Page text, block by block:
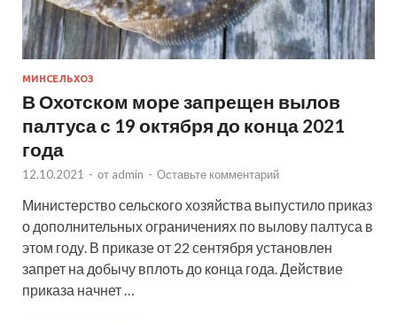
МИНСЕЛЬХОЗ
В Охотском море запрещен вылов
палтуса с 19 октября до конца 2021
года
12.10.2021 - от admin - Оставьте комментарий
Министерство сельского хозяйства выпустило приказ
о дополнительных ограничениях по вылову палтуса в
этом году. В приказе от 22 сентября установлен
запрет на добычу вплоть до конца года. Действие
приказа начнет …